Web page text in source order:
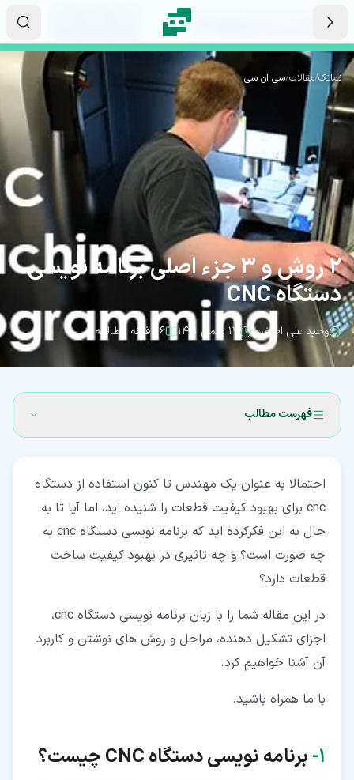
نماتک/مقالات/سی ان سی
2 روش و 3 جزء اصلی برنامه نویسی
دستگاه CNC
وحید علی اصغری ۱۷ بهمن ۱۴۰۱ ۶ دقیقه مطالعه
فهرست مطالب
۲‏-‏۱‏- برنامه نویسی به صورت دستی
۲‏-‏۲‏- برنامه نویسی با سیستم های طراحی
۴‏- اجزای تشکیل دهنده برنامه نویسی دستگاه CNC
احتمالا به عنوان یک مهندس تا کنون استفاده از دستگاه
cnc برای بهبود کیفیت قطعات را شنیده اید، اما آیا تا به
حال به این فکرکرده اید که برنامه نویسی دستگاه cnc به
چه صورت است؟ و چه تاثیری در بهبود کیفیت ساخت
قطعات دارد؟
در این مقاله شما را با زبان برنامه نویسی دستگاه cnc،
اجزای تشکیل دهنده، مراحل و روش های نوشتن و کاربرد
آن آشنا خواهیم کرد.
با ما همراه باشید.
۱‏- برنامه نویسی دستگاهCNC چیست؟